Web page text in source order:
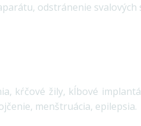
odstránenie
kŕčové žily, kĺbové
menštruácia, epilepsia.